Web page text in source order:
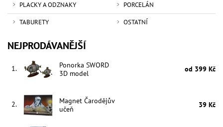
PLACKY A ODZNAKY PORCELÁN
TABURETY OSTATNÍ
NEJPRODÁVANĚJŠÍ
1.
Ponorka SWORD
3D model
od 399 Kč
2.
Magnet Čarodějův
učeň
39 Kč